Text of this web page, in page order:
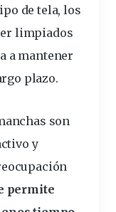
de tela, los
limpiados
a mantener
plazo.
son
y
permite